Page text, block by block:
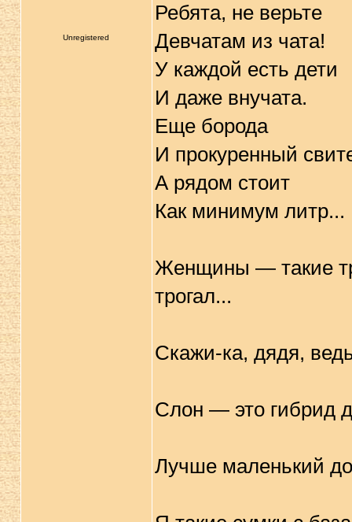
Unregistered
Ребята, не верьте
Девчатам из чата!
У каждой есть дети
И даже внучата.
Еще борода
И прокуренный
А рядом стоит
Как минимум литр...
Женщины — такие
трогал...
Скажи-ка, дядя,
Слон — это гибрид
Лучше маленький